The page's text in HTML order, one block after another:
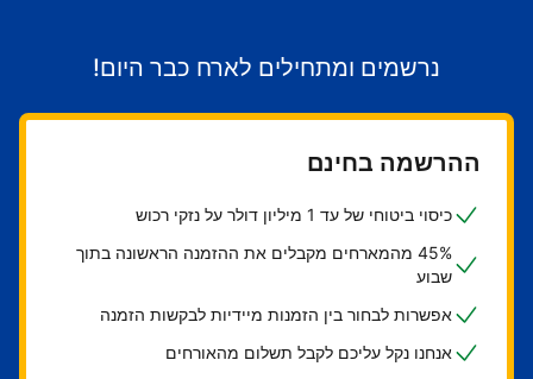
נרשמים ומתחילים לארח כבר היום!
ההרשמה בחינם
כיסוי ביטוחי של עד 1 מיליון דולר על נזקי רכוש
45% מהמארחים מקבלים את ההזמנה הראשונה בתוך
שבוע
אפשרות לבחור בין הזמנות מיידיות לבקשות הזמנה
אנחנו נקל עליכם לקבל תשלום מהאורחים